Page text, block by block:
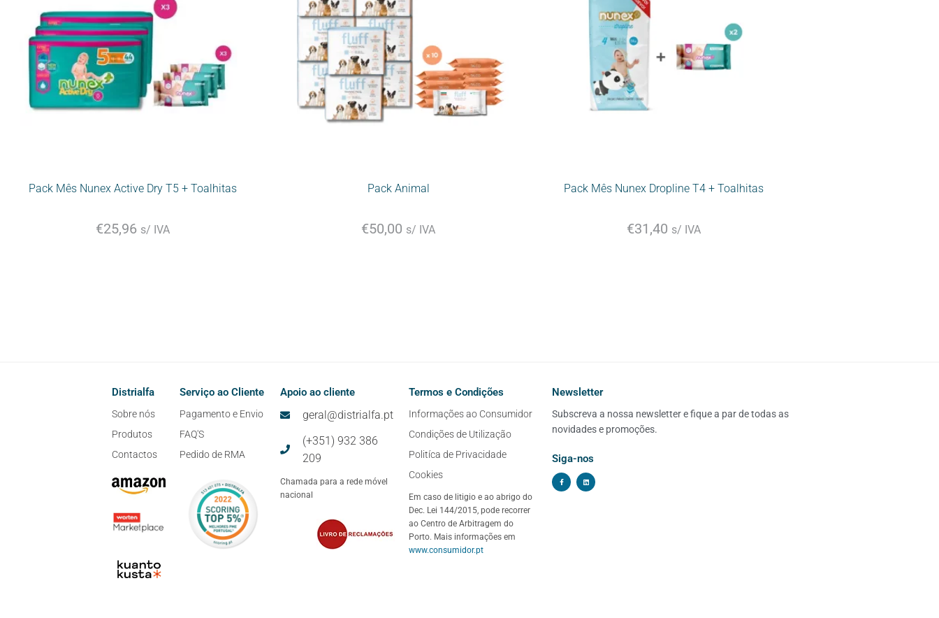
Pack Mês Nunex Active Dry T5 + Toalhitas
€25,96 s/ IVA
Pack Animal
€50,00 s/ IVA
Pack Mês Nunex Dropline T4 + Toalhitas
€31,40 s/ IVA
Distrialfa
Sobre nós
Produtos
Contactos
Serviço ao Cliente
Pagamento e Envio
FAQ'S
Pedido de RMA
Apoio ao cliente
geral@distrialfa.pt
(+351) 932 386
209
Chamada para a rede móvel
nacional
Termos e Condições
Informações ao Consumidor
Condições de Utilização
Politíca de Privacidade
Cookies
Em caso de litigio e ao abrigo do
Dec. Lei 144/2015, pode recorrer
ao Centro de Arbitragem do
Porto. Mais informações em
www.consumidor.pt
Newsletter
Subscreva a nossa newsletter e fique a par de todas as
novidades e promoções.
Siga-nos